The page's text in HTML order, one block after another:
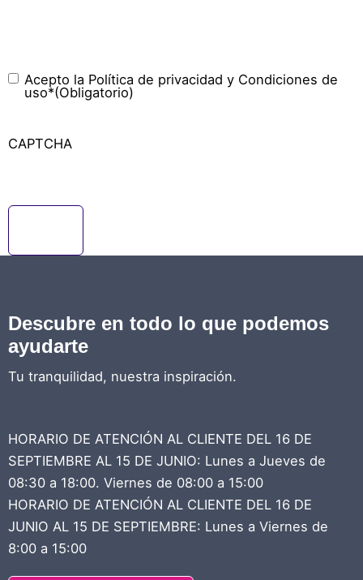
Consentimiento(Obligatorio)
Acepto la Política de privacidad y Condiciones de
uso*(Obligatorio)
CAPTCHA
Descubre en todo lo que podemos
ayudarte
Tu tranquilidad, nuestra inspiración.
HORARIO DE ATENCIÓN AL CLIENTE DEL 16 DE
SEPTIEMBRE AL 15 DE JUNIO: Lunes a Jueves de
08:30 a 18:00. Viernes de 08:00 a 15:00
HORARIO DE ATENCIÓN AL CLIENTE DEL 16 DE
JUNIO AL 15 DE SEPTIEMBRE: Lunes a Viernes de
8:00 a 15:00